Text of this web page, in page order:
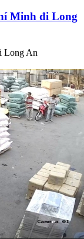
Minh đi Long
Long An